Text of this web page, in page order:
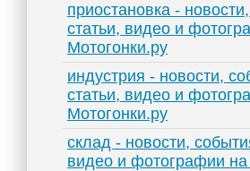
приостановка -
статьи, видео и
Мотогонки.ру
индустрия - новости,
статьи, видео и
Мотогонки.ру
склад - новости,
видео и фотографии на